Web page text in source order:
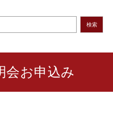
検索
会お申込み